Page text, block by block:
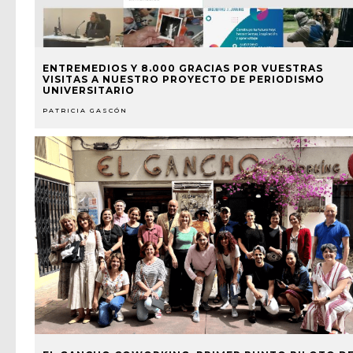
ENTREMEDIOS Y 8.000 GRACIAS POR VUESTRAS
VISITAS A NUESTRO PROYECTO DE PERIODISMO
UNIVERSITARIO
PATRICIA GASCÓN